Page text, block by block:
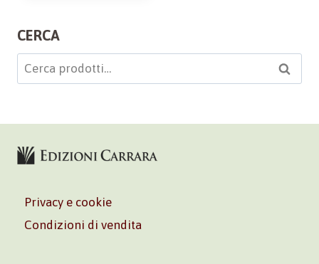
CERCA
Cerca: Cerca
Privacy e cookie
Condizioni di vendita